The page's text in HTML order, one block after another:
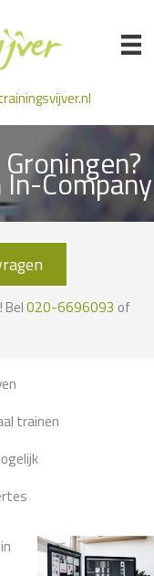
Company
Bel020-6696093 of
trainen